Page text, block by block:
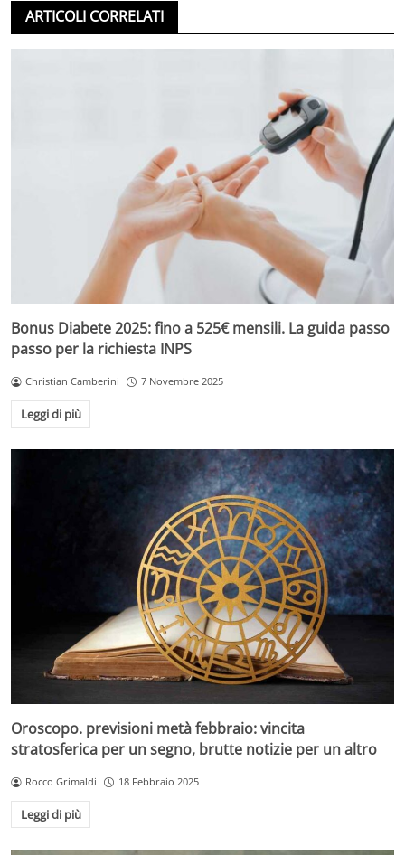
ARTICOLI CORRELATI
Bonus Diabete 2025: fino a 525€ mensili. La guida passo
passo per la richiesta INPS
Christian Camberini 7 Novembre 2025
Leggi di più
Oroscopo. previsioni metà febbraio: vincita
stratosferica per un segno, brutte notizie per un altro
Rocco Grimaldi 18 Febbraio 2025
Leggi di più